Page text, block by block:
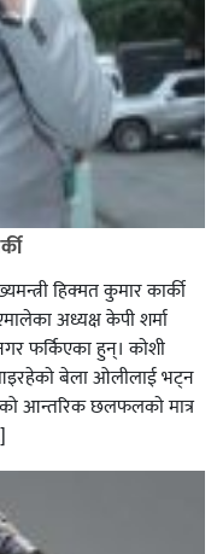
हिक्मत कुमार कार्की
अध्यक्ष केपी शर्मा
फर्किएका हुन्। काेशी
आइरहेकाे बेला ओलीलाई भट्न
आन्तरिक छलफलकाे मात्र